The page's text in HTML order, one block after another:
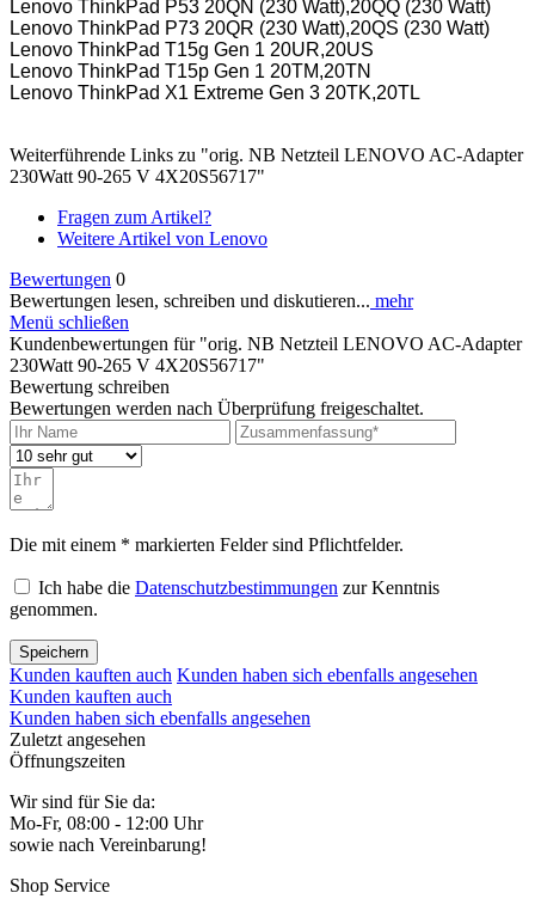
Lenovo ThinkPad P53 20QN (230 Watt),20QQ (230 Watt)
Lenovo ThinkPad P73 20QR (230 Watt),20QS (230 Watt)
Lenovo ThinkPad T15g Gen 1 20UR,20US
Lenovo ThinkPad T15p Gen 1 20TM,20TN
Lenovo ThinkPad X1 Extreme Gen 3 20TK,20TL
Weiterführende Links zu "orig. NB Netzteil LENOVO AC-Adapter
230Watt 90-265 V 4X20S56717"
Fragen zum Artikel?
Weitere Artikel von Lenovo
Bewertungen 0
Bewertungen lesen, schreiben und diskutieren... mehr
Menü schließen
Kundenbewertungen für "orig. NB Netzteil LENOVO AC-Adapter
230Watt 90-265 V 4X20S56717"
Bewertung schreiben
Bewertungen werden nach Überprüfung freigeschaltet.
Die mit einem * markierten Felder sind Pflichtfelder.
Ich habe die Datenschutzbestimmungen zur Kenntnis
genommen.
Speichern
Kunden kauften auch Kunden haben sich ebenfalls angesehen
Kunden kauften auch
Kunden haben sich ebenfalls angesehen
Zuletzt angesehen
Öffnungszeiten
Wir sind für Sie da:
Mo-Fr, 08:00 - 12:00 Uhr
sowie nach Vereinbarung!
Shop Service